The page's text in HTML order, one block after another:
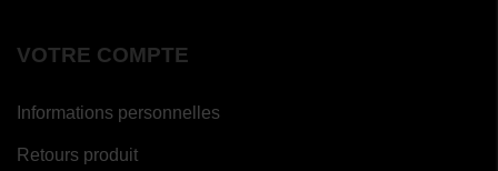
VOTRE COMPTE
Informations personnelles
Retours produit